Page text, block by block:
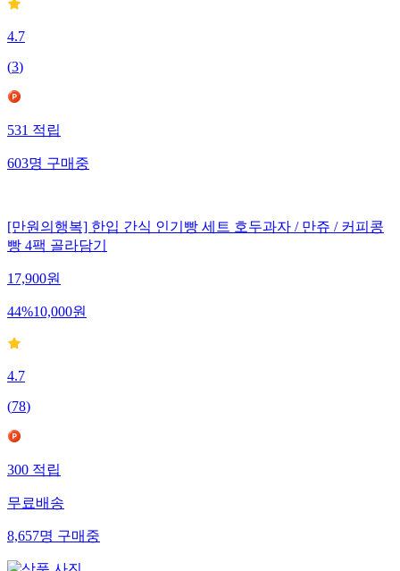
4.7
(3)
531적립
603명구매중
[만원의행복] 한입 간식 인기빵 세트 호두과자 / 만쥬 / 커피콩
빵 4팩 골라담기
17,900원
44%10,000원
4.7
(78)
300적립
무료배송
8,657명구매중